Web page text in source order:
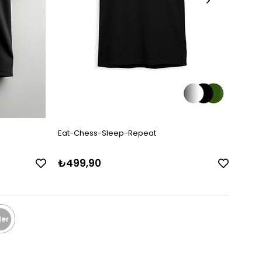
Eat-Chess-Sleep-Repeat
₺499,90